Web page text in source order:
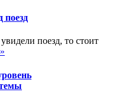
поезд
поезд, то стоит